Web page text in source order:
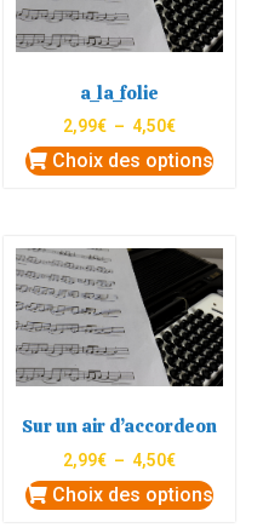
a_la_folie
2,99€ – 4,50€
Choix des options
Sur un air d’accordeon
2,99€ – 4,50€
Choix des options